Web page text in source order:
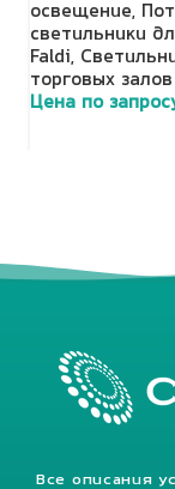
освещение,
светильники
Faldi,
торговых залов
Цена по
Все описания